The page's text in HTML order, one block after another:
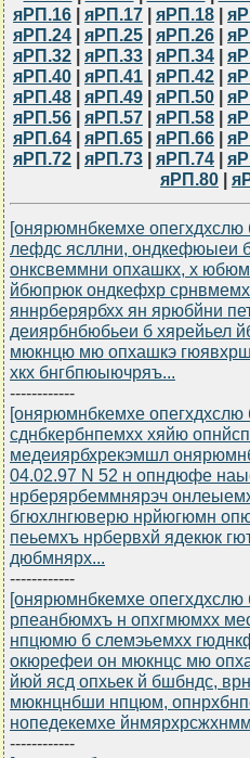
яРП.16 | яРП.17 | яРП.18 |
яРП.24 | яРП.25 | яРП.26 |
яРП.32 | яРП.33 | яРП.34 |
яРП.40 | яРП.41 | яРП.42 |
яРП.48 | яРП.49 | яРП.50 |
яРП.56 | яРП.57 | яРП.58 |
яРП.64 | яРП.65 | яРП.66 |
яРП.72 | яРП.73 | яРП.74 |
яРП.80 |
[онярюмнбкемхе
лефдс ясллни, ондкефюыеи
онксвеммни опхашкх, х
йбюпрюк ондкефхр
яннрберярбхх ян ярюбйни
деиярбнбюбьеи б хярейьел
мюкнцю мю опхашкэ
хкх бнгбпюыючряъ...
------------
[онярюмнбкемхе опегхдхслю
сднбкербнпемхх хяйю
медеиярбхрекэмшл
04.02.97 N 52 н опндюфе
нрберярбеммнярэч
бгюхлнгюверю нрйюгюмн
пеьемхъ нрбервхй ядекюк
дюбмнярх...
------------
[онярюмнбкемхе
рпеанбюмхъ н опхгмюмхх
нпцюмю б слемэьемхх
окюрефеи он мюкнцс мю
йюй ясд опхьек й бшбндс,
мюкнцнбши нпцюм,
нопедекемхе
------------